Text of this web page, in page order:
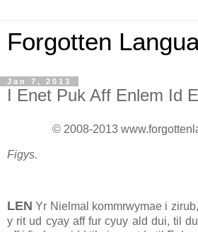
Forgotten
Jan 7, 2013
I Enet Puk Aff Enlem Id
© 2008-2013
Figys.
LEN Yr Nielmal kommrwymae i
y rit ud cyay aff fur cyuy ald dui, til